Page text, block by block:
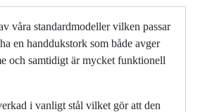
våra standardmodeller vilken passar
en handdukstork som både avger
och samtidigt är mycket funktionell
i vanligt stål vilket gör att den